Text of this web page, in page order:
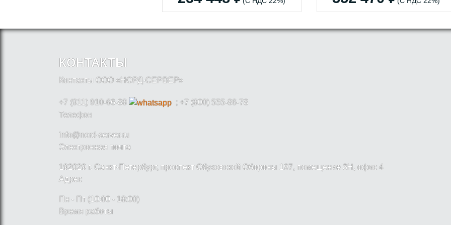
КОНТАКТЫ
Контакты ООО «НОРД-СЕРВЕР»
+7 (911) 910-66-88
; +7 (800) 555-86-78
Телефон
info@nord-server.ru
Электронная почта
192029 г. Санкт-Петербург, проспект Обуховской Обороны 197, помещение 3Н, офис 4
Адрес
Пн - Пт (10:00 - 18:00)
Время работы